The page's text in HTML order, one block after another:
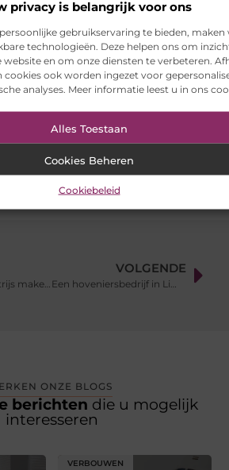
privacy is belangrijk voor ons
gebruikservaring te bieden, maken
technologieën. Deze helpen ons om
website en om onze diensten te verbeteren.
ook worden ingezet voor
analyses. Meer informatie leest u in ons
Alles Toestaan
Cookies Beheren
Cookiebeleid
Dezelfde dierenarts voor uw kat
strijd: zo houd je overzicht in een
wat u moet weten voordat u begint
online vlees bestellen
soepel functionerende fotostudio
De kunst van matrijs maken voor innovatieve kunststofproducten
VOLGENDE
Een hoveniersbedrijf in Limburg dat complete tuinrenovaties realiseert
ONZE BLOGS
berichten die u mogelijk
interesseren
VERBOUWEN